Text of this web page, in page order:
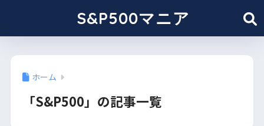
S&P500マニア
ホーム
「S&P500」の記事一覧